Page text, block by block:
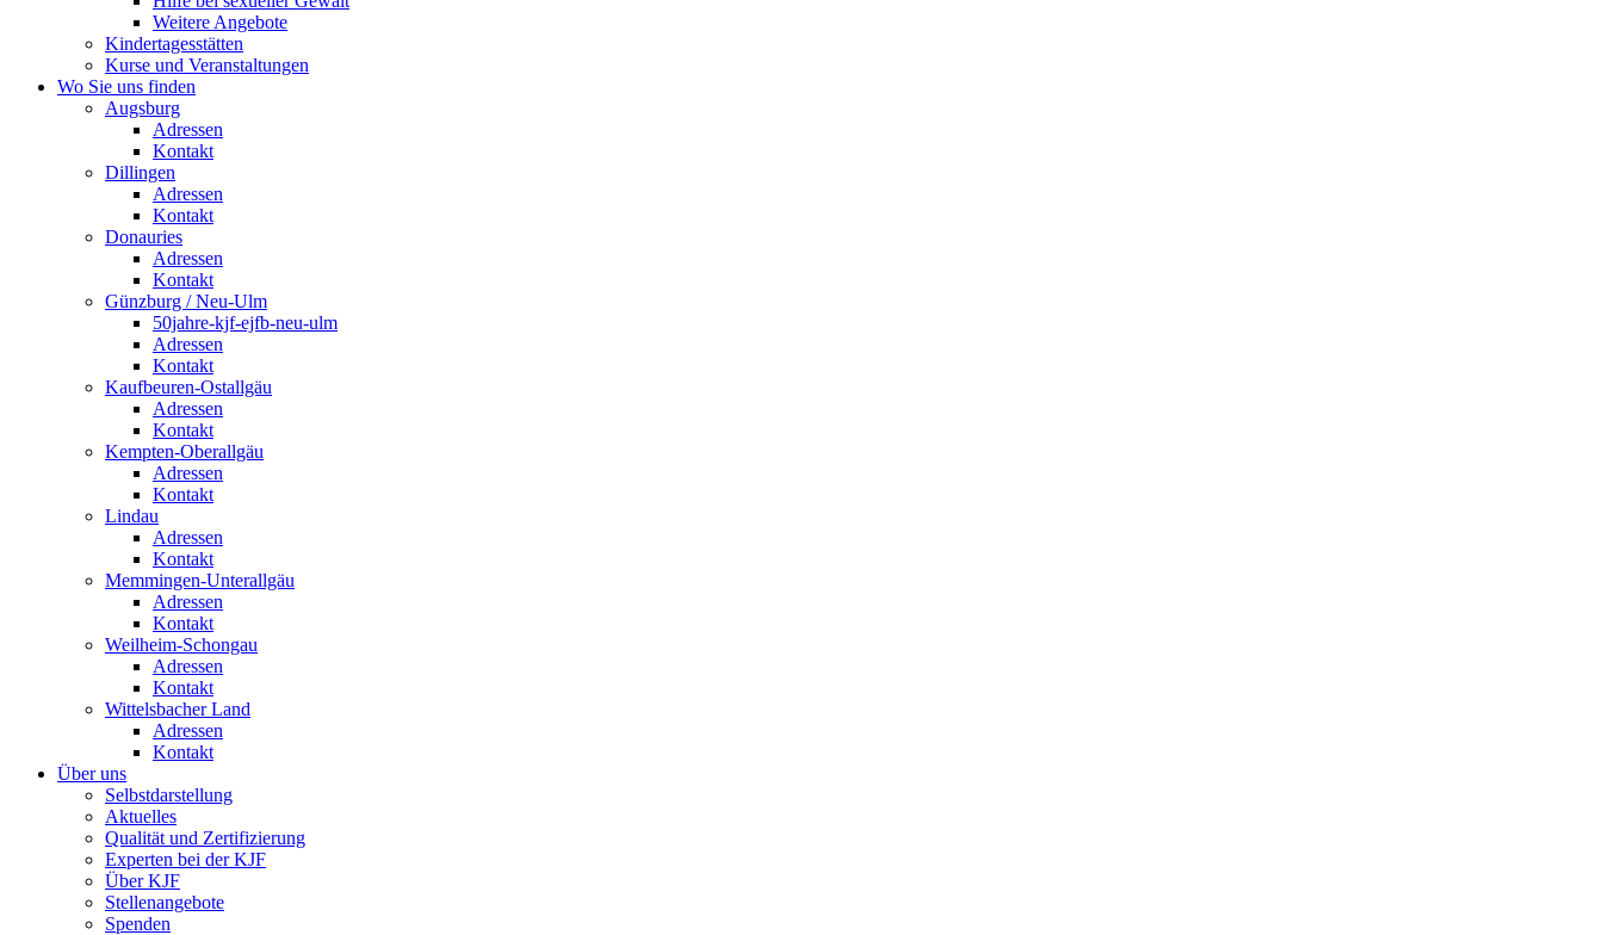
Weitere Angebote
Kindertagesstätten
Kurse und Veranstaltungen
Wo Sie uns finden
Augsburg
Adressen
Kontakt
Dillingen
Adressen
Kontakt
Donauries
Adressen
Kontakt
Günzburg / Neu-Ulm
50jahre-kjf-ejfb-neu-ulm
Adressen
Kontakt
Kaufbeuren-Ostallgäu
Adressen
Kontakt
Kempten-Oberallgäu
Adressen
Kontakt
Lindau
Adressen
Kontakt
Memmingen-Unterallgäu
Adressen
Kontakt
Weilheim-Schongau
Adressen
Kontakt
Wittelsbacher Land
Adressen
Kontakt
Über uns
Selbstdarstellung
Aktuelles
Qualität und Zertifizierung
Experten bei der KJF
Über KJF
Stellenangebote
Spenden